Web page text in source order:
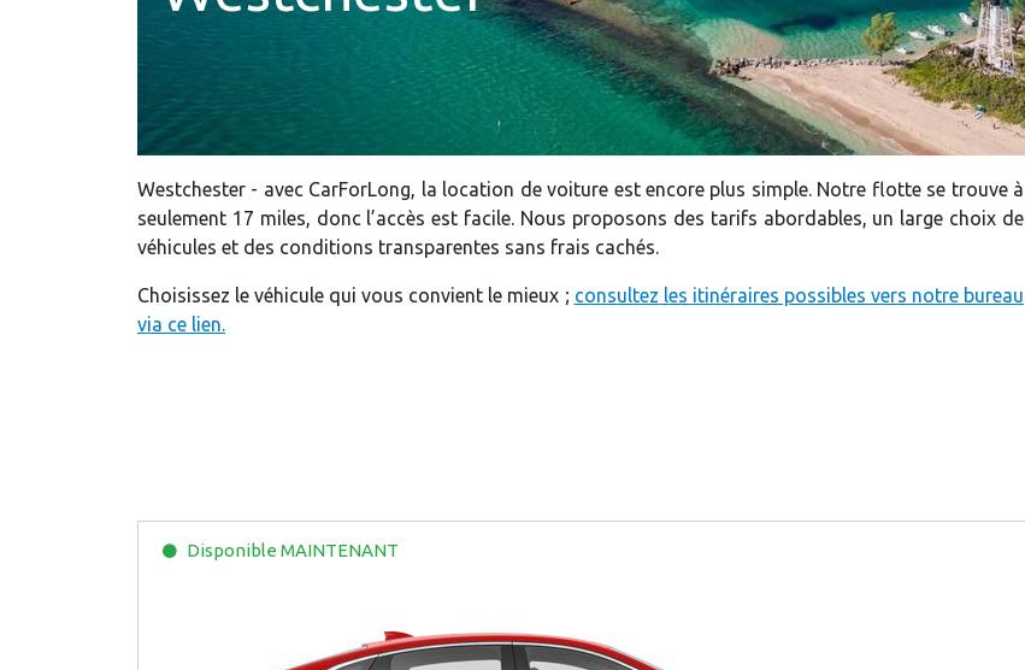
Westchester - avec CarForLong, la location de voiture est encore plus simple. Notre flotte se trouve à
seulement 17 miles, donc l’accès est facile. Nous proposons des tarifs abordables, un large choix de
véhicules et des conditions transparentes sans frais cachés.
Choisissez le véhicule qui vous convient le mieux ; consultez les itinéraires possibles vers notre bureau
via ce lien.
Disponible MAINTENANT